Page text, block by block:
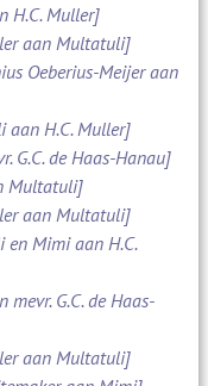
H.C. Muller]
aan Multatuli]
Oeberius-Meijer aan
H.C. Muller]
G.C. de Haas-Hanau]
Multatuli]
aan Multatuli]
Mimi aan H.C.
G.C. de Haas-
aan Multatuli]